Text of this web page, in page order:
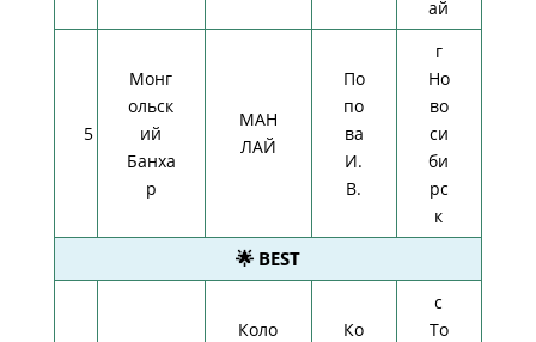
ай
5
Монг
ольск
ий
Банха
р
МАН
ЛАЙ
По
по
ва
И.
В.
г
Но
во
си
би
рс
к
🌟 BEST
Коло
Ко
с
То